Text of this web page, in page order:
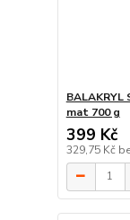
mat 700 g
399 Kč
329,75 Kč